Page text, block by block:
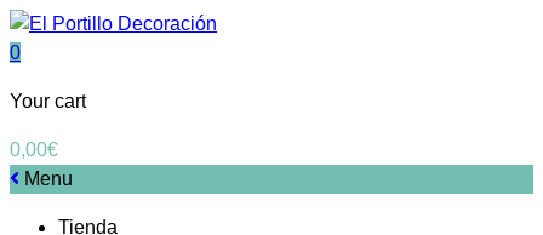
0
Your cart
0,00€
Menu
Tienda